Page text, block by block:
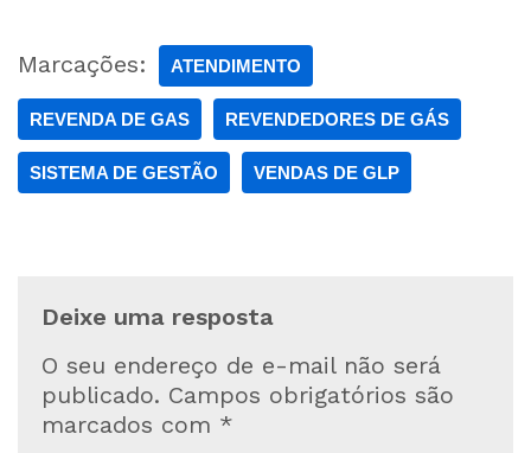
Marcações: ATENDIMENTO
REVENDA DE GAS REVENDEDORES DE GÁS
SISTEMA DE GESTÃO VENDAS DE GLP
Deixe uma resposta
O seu endereço de e-mail não será
publicado. Campos obrigatórios são
marcados com *